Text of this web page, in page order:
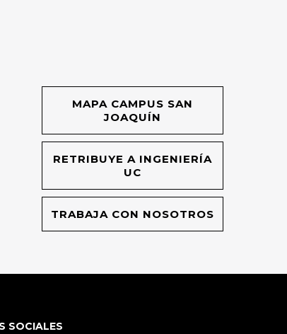
MAPA CAMPUS SAN
JOAQUÍN
RETRIBUYE A INGENIERÍA
UC
TRABAJA CON NOSOTROS
SOCIALES